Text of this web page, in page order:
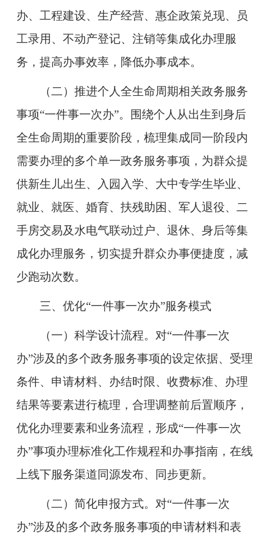
办、工程建设、生产经营、惠企政策兑现、员
工录用、不动产登记、注销等集成化办理服
务，提高办事效率，降低办事成本。
（二）推进个人全生命周期相关政务服务
事项“一件事一次办”。
围绕个人从出生到身后
全生命周期的重要阶段，梳理集成同一阶段内
需要办理的多个单一政务服务事项，为群众提
供新生儿出生、入园入学、大中专学生毕业、
就业、就医、婚育、扶残助困、军人退役、二
手房交易及水电气联动过户、退休、身后等集
成化办理服务，切实提升群众办事便捷度，减
少跑动次数。
三、优化“一件事一次办”服务模式
（一）科学设计流程。对“一件事一次
办”涉及的多个政务服务事项的设定依据、受理
条件、申请材料、办结时限、收费标准、办理
结果等要素进行梳理，合理调整前后置顺序，
优化办理要素和业务流程，形成“一件事一次
办”事项办理标准化工作规程和办事指南，在线
上线下服务渠道同源发布、同步更新。
（二）简化申报方式。对“一件事一次
办”涉及的多个政务服务事项的申请材料和表